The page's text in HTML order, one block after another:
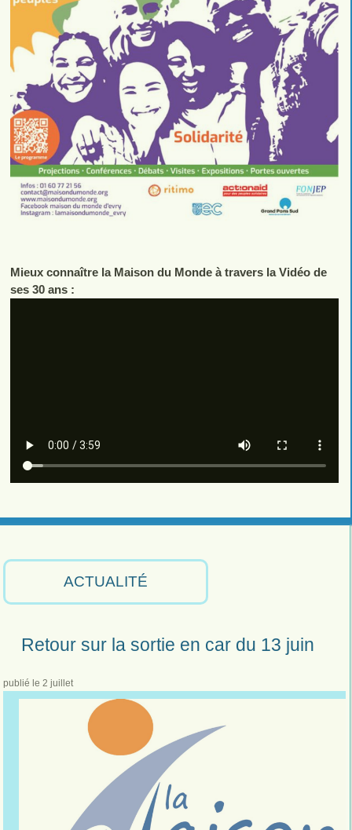
Mieux connaître la Maison du Monde à travers la Vidéo de
ses 30 ans :
ACTUALITÉ
Retour sur la sortie en car du 13 juin
publié le 2 juillet